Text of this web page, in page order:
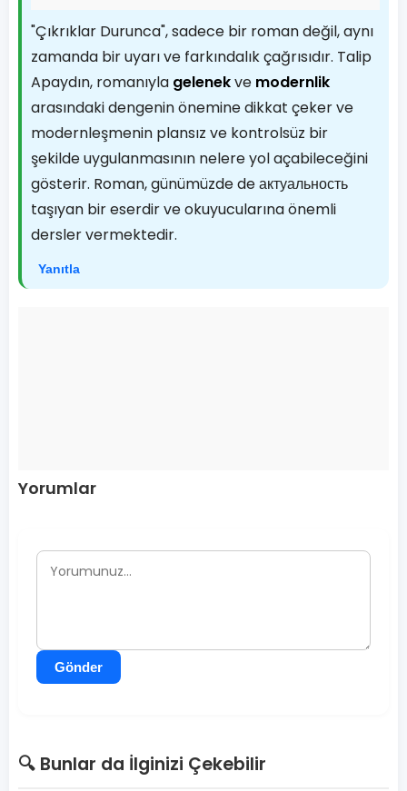
"Çıkrıklar Durunca", sadece bir roman değil, aynı
zamanda bir uyarı ve farkındalık çağrısıdır. Talip
Apaydın, romanıyla gelenekve modernlik
arasındaki dengenin önemine dikkat çeker ve
modernleşmenin plansız ve kontrolsüz bir
şekilde uygulanmasının nelere yol açabileceğini
gösterir. Roman, günümüzde de актуальность
taşıyan bir eserdir ve okuyucularına önemli
dersler vermektedir.
Yanıtla
Yorumlar
Gönder
🔍 Bunlar da İlginizi Çekebilir